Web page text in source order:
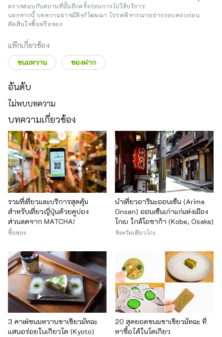
ตรวจสอบกับสถานที่นั้นอีกครั้งก่อนการไปใช้บริการ
นอกจากนี้ บทความอาจมีลิงก์โฆษณา โปรดพิจารณาอย่างรอบคอบก่อน
ตัดสินใจซื้อหรือจอง
แท๊กเกี่ยวข้อง
ขนมหวาน ของฝาก
อันดับ
ไม่พบบทความ
บทความเกี่ยวข้อง
รวมที่เที่ยวและบริการสุดคุ้ม
สำหรับเที่ยวญี่ปุ่นด้วยคูปอง
ส่วนลดจาก MATCHA!
ซื้อของ
นำเที่ยวอาริมะออนเซ็น (Arima
Onsen) ออนเซ็นเก่าแก่แห่งเมือง
โกเบ ใกล้โอซาก้า (Kobe, Osaka)
จังหวัดเฮียวโกะ
3 คาเฟ่ขนมหวานชาเขียวมัทฉะ
แสนอร่อยในเกียวโต (Kyoto)
20 สุดยอดขนมชาเขียวมัทฉะ ที่
หาซื้อได้ในโตเกียว